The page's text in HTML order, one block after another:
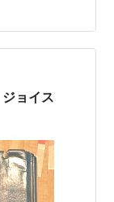
イア』、ト
@学校 ステ
えている。
ジョイス